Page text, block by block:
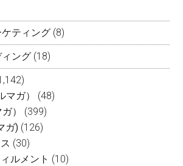
ティング (8)
ング (18)
マガ）
(48)
）
(399)
ガ) (126)
(30)
ルメント (10)